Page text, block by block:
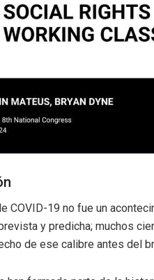
COVID-19 no fue un
y predicha; muchos
de ese calibre antes del